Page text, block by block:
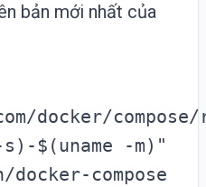
bản mới nhất của
docker/
s)-$(uname -m)"
compose